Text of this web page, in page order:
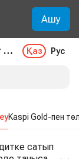
Ашу
Тауарды алу. Бөліп төлеу/кредит рәсімдеу Қаз Рус
Kaspi Gold-пен
сатып